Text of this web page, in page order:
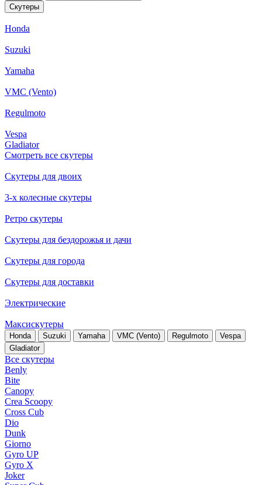
Скутеры
Honda
Suzuki
Yamaha
VMC (Vento)
Regulmoto
Vespa
Gladiator
Смотреть все скутеры
Скутеры для двоих
3-х колесные скутеры
Ретро скутеры
Скутеры для бездорожья и дачи
Скутеры для города
Скутеры для доставки
Электрические
Максискутеры
Honda Suzuki Yamaha VMC (Vento) Regulmoto
Vespa
Gladiator
Все скутеры
Benly
Bite
Canopy
Crea Scoopy
Cross Cub
Dio
Dunk
Giorno
Gyro UP
Gyro X
Joker